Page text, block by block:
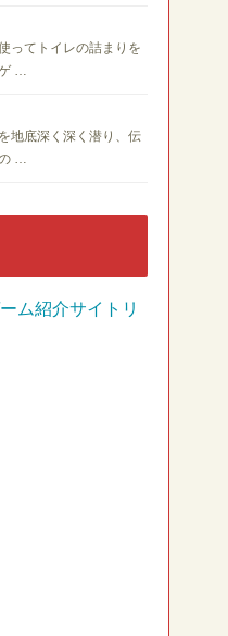
ってトイレの詰まりを
…
地底深く深く潜り、伝
…
ム紹介サイトリ